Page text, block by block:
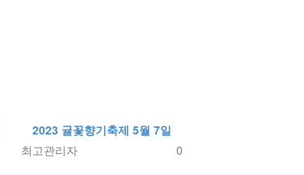
2023 귤꽃향기축제 5월 7일
최고관리자
0